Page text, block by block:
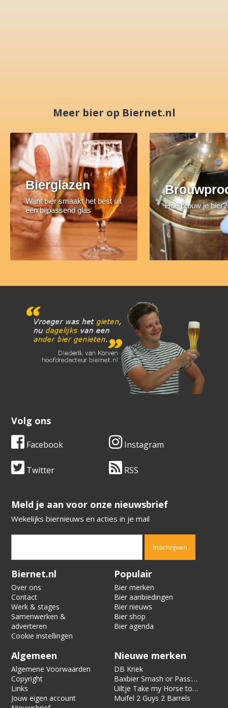
Meer bier op Biernet.nl
Bierglazen
Want bier smaakt het best uit
een bijpassend glas
Hoe brouw je bier?
Volg ons
Facebook Instagram
Twitter RSS
​​​​​​​Meld je aan voor onze nieuwsbrief
Wekelijks biernieuws en acties in je mail
Verification code:
Biernet.nl
Over ons
Contact
Werk & stages
Samenwerken &
adverteren
Cookie instellingen
Populair
Bier merken
Bier aanbiedingen
Bier nieuws
Bier shop
Bier agenda
Algemeen
Algemene Voorwaarden
Copyright
Links
Jouw eigen account
Nieuwe merken
DB Kriek
Baxbier Smash or Pass:
Strata
Uiltje Take my Horse to
the Hotel Room
Muifel 2 Guys 2 Barrels